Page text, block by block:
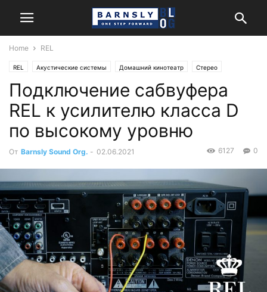
Home REL
REL Акустические системы Домашний кинотеатр Стерео
Энциклопедия
Подключение сабвуфера
REL к усилителю класса D
по высокому уровню
От Barnsly Sound Org. - 02.06.2021 0
6127